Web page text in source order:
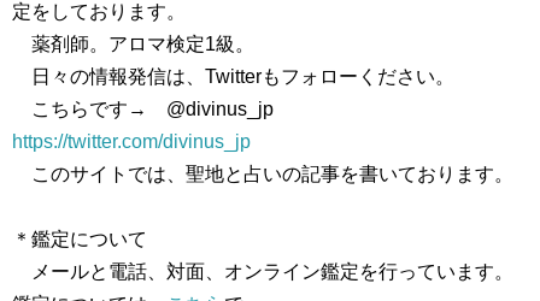
定をしております。
薬剤師。アロマ検定1級。
日々の情報発信は、Twitterもフォローください。
こちらです→ @divinus_jp
https://twitter.com/divinus_jp
このサイトでは、聖地と占いの記事を書いております。
＊鑑定について
メールと電話、対面、オンライン鑑定を行っています。